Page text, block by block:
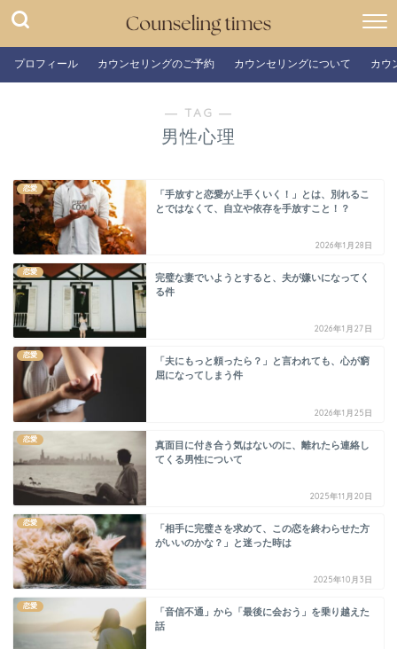
プロフィール カウンセリングのご予約 カウンセリングについて カウ
― TAG ―
男性心理
恋愛
「手放すと恋愛が上手くいく！」とは、別れるこ
とではなくて、自立や依存を手放すこと！？
2026年1月28日
恋愛
完璧な妻でいようとすると、夫が嫌いになってく
る件
2026年1月27日
恋愛
「夫にもっと頼ったら？」と言われても、心が窮
屈になってしまう件
2026年1月25日
恋愛
真面目に付き合う気はないのに、離れたら連絡し
てくる男性について
2025年11月20日
恋愛
「相手に完璧さを求めて、この恋を終わらせた方
がいいのかな？」と迷った時は
2025年10月3日
恋愛
「音信不通」から「最後に会おう」を乗り越えた
話